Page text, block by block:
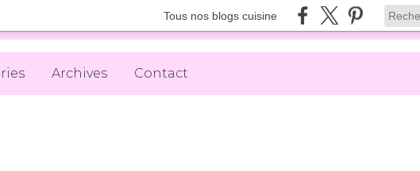
Tous nos blogs cuisine
Archives Contact